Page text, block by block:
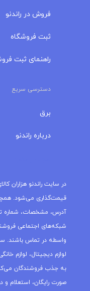
فروش در راندنو
ثبت فروشگاه
راهنمای ثبت
دسترسی سریع
برق
درباره‌ راندنو
در سایت راندنو هزاران
قیمت‌گذاری می‌شود.
آدرس، مشخصات، شماره
شبکه‌های اجتماعی
واسطه در تماس باشند.
لوازم دیجیتال، لوازم
به جذب فروشندگان
صورت رایگان، استعلام